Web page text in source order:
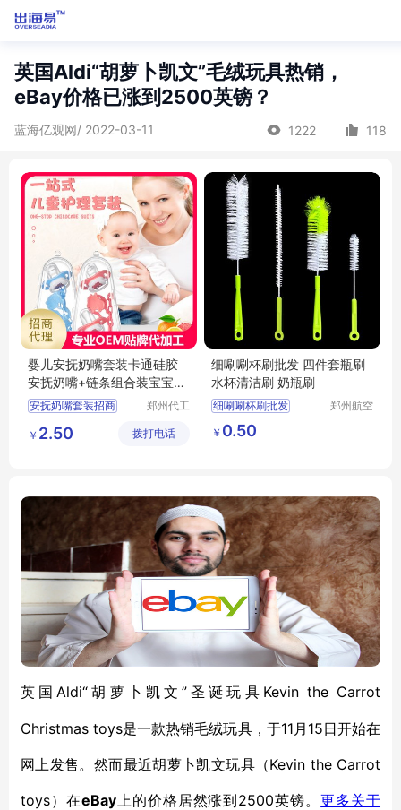
英国Aldi“胡萝卜凯文”毛绒玩具热销，
eBay价格已涨到2500英镑？
蓝海亿观网/ 2022-03-11 1222 118
婴儿安抚奶嘴套装卡通硅胶
安抚奶嘴+链条组合装宝宝安
睡玩嘴招商代理 批发定制
安抚奶嘴套装招商
卡通安抚奶嘴代理
郑州代工
技有限公
￥ 2.50 拨打电话
细唰唰杯刷批发 四件套瓶刷
水杯清洁刷 奶瓶刷
细唰唰杯刷批发
亚马逊四件套瓶刷
水杯清洁刷
郑州航空
￥ 0.50
英国 Aldi“胡萝卜凯文”圣诞玩具Kevin the Carrot
Christmas toys是一款热销毛绒玩具，于11月15日开始在
网上发售。然而最近胡萝卜凯文玩具（Kevin the Carrot
toys）在eBay上的价格居然涨到 2500英镑。更多关于